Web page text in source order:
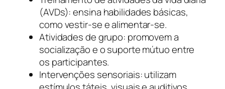
(AVDs): ensina habilidades básicas,
como vestir-se e alimentar-se.
Atividades de grupo: promovem a
socialização e o suporte mútuo entre
os participantes.
Intervenções sensoriais: utilizam